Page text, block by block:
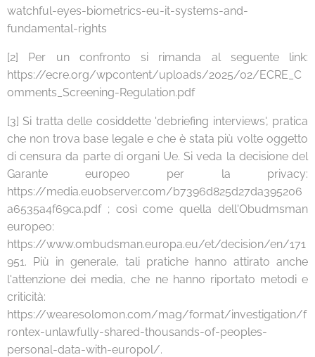
watchful-eyes-biometrics-eu-it-systems-and-
fundamental-rights
[2] Per un confronto si rimanda al seguente link:
https://ecre.org/wpcontent/uploads/2025/02/ECRE_C
omments_Screening-Regulation.pdf
[3] Si tratta delle cosiddette 'debriefing interviews', pratica
che non trova base legale e che è stata più volte oggetto
di censura da parte di organi Ue. Si veda la decisione del
Garante europeo per la privacy:
https://media.euobserver.com/b7396d825d27da395206
a6535a4f69ca.pdf ; così come quella dell'Obudmsman
europeo:
https://www.ombudsman.europa.eu/et/decision/en/171
951. Più in generale, tali pratiche hanno attirato anche
l'attenzione dei media, che ne hanno riportato metodi e
criticità:
https://wearesolomon.com/mag/format/investigation/f
rontex-unlawfully-shared-thousands-of-peoples-
personal-data-with-europol/.